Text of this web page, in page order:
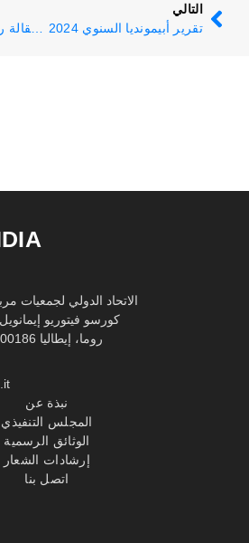
التالي
تقرير أبيمونديا السنوي 2024
الاتحاد الدولي لجمعيات
كورسو فيتوريو إيمانويل 101
I-00186 روما، إيطاليا
نبذة عن
المجلس التنفيذي
الوثائق الرسمية
إرشادات الشعار
اتصل بنا